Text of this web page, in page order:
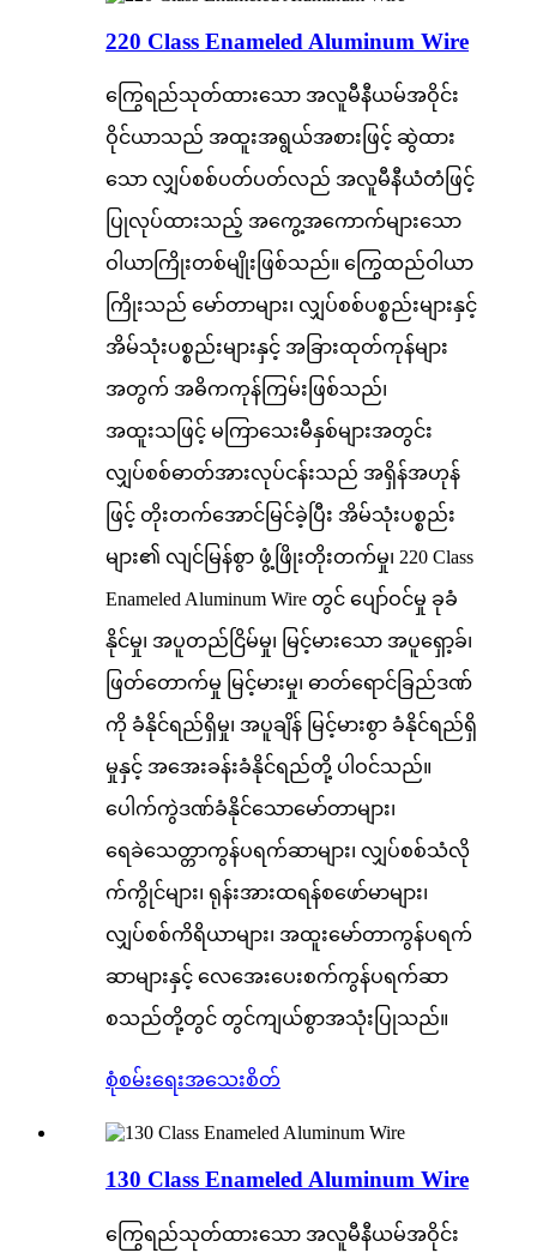
220 Class Enameled Aluminum Wire
ကြွေရည်သုတ်ထားသော အလူမီနီယမ်အဝိုင်း
ဝိုင်ယာသည် အထူးအရွယ်အစားဖြင့် ဆွဲထား
သော လျှပ်စစ်ပတ်ပတ်လည် အလူမီနီယံတံဖြင့်
ပြုလုပ်ထားသည့် အကွေ့အကောက်များသော
ဝါယာကြိုးတစ်မျိုးဖြစ်သည်။ ကြွေထည်ဝါယာ
ကြိုးသည် မော်တာများ၊ လျှပ်စစ်ပစ္စည်းများနှင့်
အိမ်သုံးပစ္စည်းများနှင့် အခြားထုတ်ကုန်များ
အတွက် အဓိကကုန်ကြမ်းဖြစ်သည်၊
အထူးသဖြင့် မကြာသေးမီနှစ်များအတွင်း
လျှပ်စစ်ဓာတ်အားလုပ်ငန်းသည် အရှိန်အဟုန်
ဖြင့် တိုးတက်အောင်မြင်ခဲ့ပြီး အိမ်သုံးပစ္စည်း
များ၏ လျင်မြန်စွာ ဖွံ့ဖြိုးတိုးတက်မှု၊ 220 Class
Enameled Aluminum Wire တွင် ပျော်ဝင်မှု ခုခံ
နိုင်မှု၊ အပူတည်ငြိမ်မှု၊ မြင့်မားသော အပူရှော့ခ်၊
ဖြတ်တောက်မှု မြင့်မားမှု၊ ဓာတ်ရောင်ခြည်ဒဏ်
ကို ခံနိုင်ရည်ရှိမှု၊ အပူချိန် မြင့်မားစွာ ခံနိုင်ရည်ရှိ
မှုနှင့် အအေးခန်းခံနိုင်ရည်တို့ ပါဝင်သည်။
ပေါက်ကွဲဒဏ်ခံနိုင်သောမော်တာများ၊
ရေခဲသေတ္တာကွန်ပရက်ဆာများ၊ လျှပ်စစ်သံလို
က်ကွိုင်များ၊ ရုန်းအားထရန်စဖော်မာများ၊
လျှပ်စစ်ကိရိယာများ၊ အထူးမော်တာကွန်ပရက်
ဆာများနှင့် လေအေးပေးစက်ကွန်ပရက်ဆာ
စသည်တို့တွင် တွင်ကျယ်စွာအသုံးပြုသည်။
စုံစမ်းရေးအသေးစိတ်
130 Class Enameled Aluminum Wire
ကြွေရည်သုတ်ထားသော အလူမီနီယမ်အဝိုင်း